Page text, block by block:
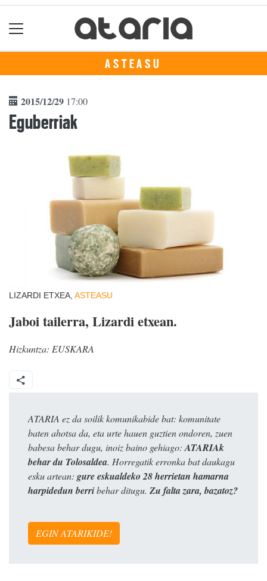
ASTEASU
2015/12/29 17:00
Eguberriak
LIZARDI ETXEA, ASTEASU
Jaboi tailerra, Lizardi etxean.
Hizkuntza: EUSKARA
ATARIA ez da soilik komunikabide bat: komunitate
baten ahotsa da, eta urte hauen guztien ondoren, zuen
babesa behar dugu, inoiz baino gehiago: ATARIAk
behar du Tolosaldea. Horregatik erronka bat daukagu
esku artean: gure eskualdeko 28 herrietan hamarna
harpidedun berribehar ditugu. Zu falta zara, bazatoz?
EGIN ATARIKIDE!